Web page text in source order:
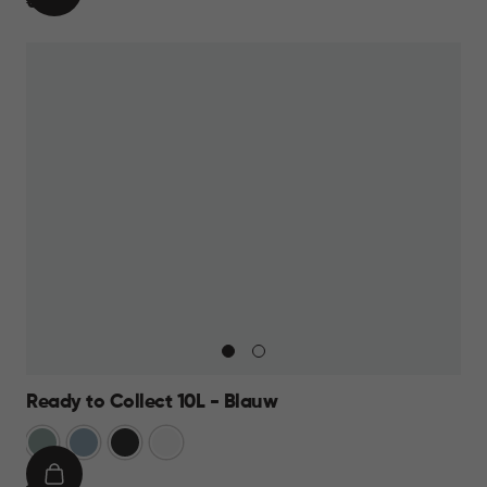
€ 9,95
Ready to Collect 10L - Blauw
GroenBlauwDonkergrijs